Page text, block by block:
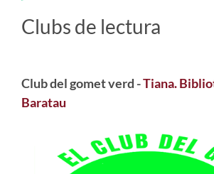
Clubs de lectura
Club del gomet verd -Tiana.
Baratau